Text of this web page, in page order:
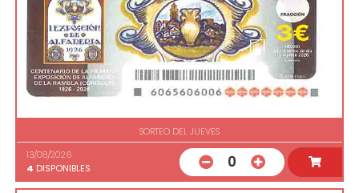
SORTEO DEL JUEVES
13/08/2026
4 DISPONIBLES 0